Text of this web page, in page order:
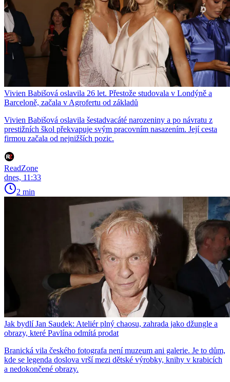
Vivien Babišová oslavila 26 let. Přestože studovala v Londýně a
Barceloně, začala v Agrofertu od základů
Vivien Babišová oslavila šestadvacáté narozeniny a po návratu z
prestižních škol překvapuje svým pracovním nasazením. Její cesta
firmou začala od nejnižších pozic.
ReadZone
dnes, 11:33
2 min
Jak bydlí Jan Saudek: Ateliér plný chaosu, zahrada jako džungle a
obrazy, které Pavlína odmítá prodat
Branická vila českého fotografa není muzeum ani galerie. Je to dům,
kde se legenda doslova vrší mezi dětské výrobky, knihy v krabicích
a nedokončené obrazy.